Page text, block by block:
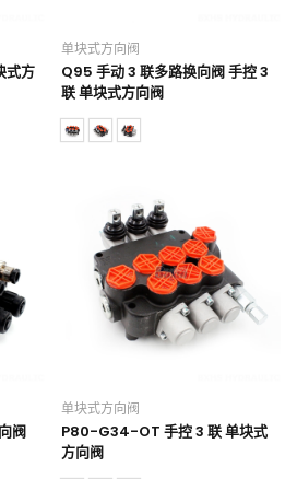
式方
单块式方向阀
Q95 手动 3 联多路换向阀 手控 3
联 单块式方向阀
阀
单块式方向阀
P80-G34-OT 手控 3 联 单块式
方向阀